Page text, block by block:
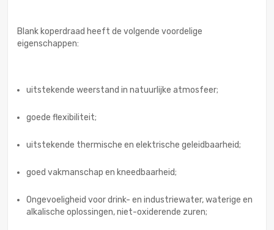
Blank koperdraad heeft de volgende voordelige
eigenschappen:
uitstekende weerstand in natuurlijke atmosfeer;
goede flexibiliteit;
uitstekende thermische en elektrische geleidbaarheid;
goed vakmanschap en kneedbaarheid;
Ongevoeligheid voor drink- en industriewater, waterige en
alkalische oplossingen, niet-oxiderende zuren;